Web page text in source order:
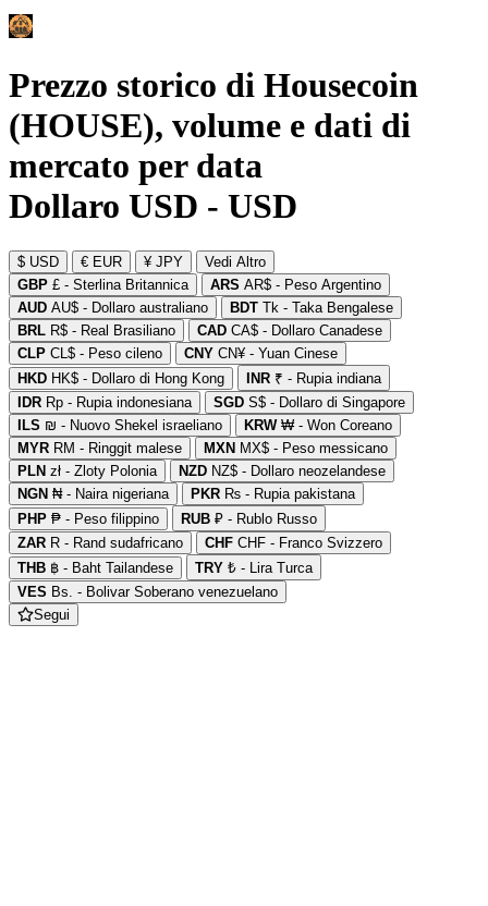
Prezzo storico di Housecoin
(HOUSE), volume e dati di
mercato per data
Dollaro USD - USD
$ USD € EUR ¥ JPY
Vedi Altro
GBP £ - Sterlina Britannica ARS AR$ - Peso Argentino
AUD AU$ - Dollaro australiano BDT Tk - Taka Bengalese
BRL R$ - Real Brasiliano CAD CA$ - Dollaro Canadese
CLP CL$ - Peso cileno CNY CN¥ - Yuan Cinese
HKD HK$ - Dollaro di Hong Kong INR ₹ - Rupia indiana
IDR Rp - Rupia indonesiana SGD S$ - Dollaro di Singapore
ILS ₪ - Nuovo Shekel israeliano KRW₩ - Won Coreano
MYR RM - Ringgit malese MXN MX$ - Peso messicano
PLN zł - Zloty Polonia NZD NZ$ - Dollaro neozelandese
NGN ₦ - Naira nigeriana PKR ₨ - Rupia pakistana
PHP ₱ - Peso filippino RUB ₽ - Rublo Russo
ZAR R - Rand sudafricano CHF CHF - Franco Svizzero
THB ฿ - Baht Tailandese TRY ₺ - Lira Turca
VES Bs. - Bolivar Soberano venezuelano
Segui